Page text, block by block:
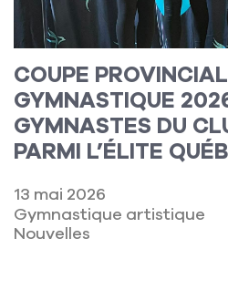
COUPE
GYMNASTIQUE
GYMNASTES DU
PARMI L’ÉLITE
13 mai 2026
Gymnastique artistique
Nouvelles